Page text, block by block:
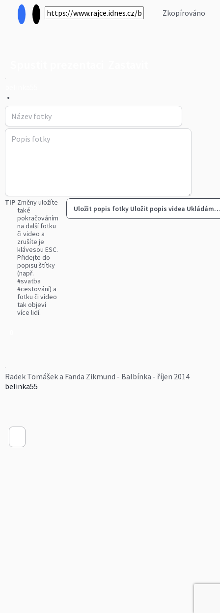
Zkopírováno
•
TIP Změny uložíte
také
pokračováním
na další fotku
či video a
zrušíte je
klávesou ESC.
Přidejte do
popisu štítky
(např.
#svatba
#cestování) a
fotku či video
tak objeví
více lidí.
Uložit popis fotky Uložit popis videa
Radek Tomášek a Fanda Zikmund - Balbínka - říjen 2014
belinka55